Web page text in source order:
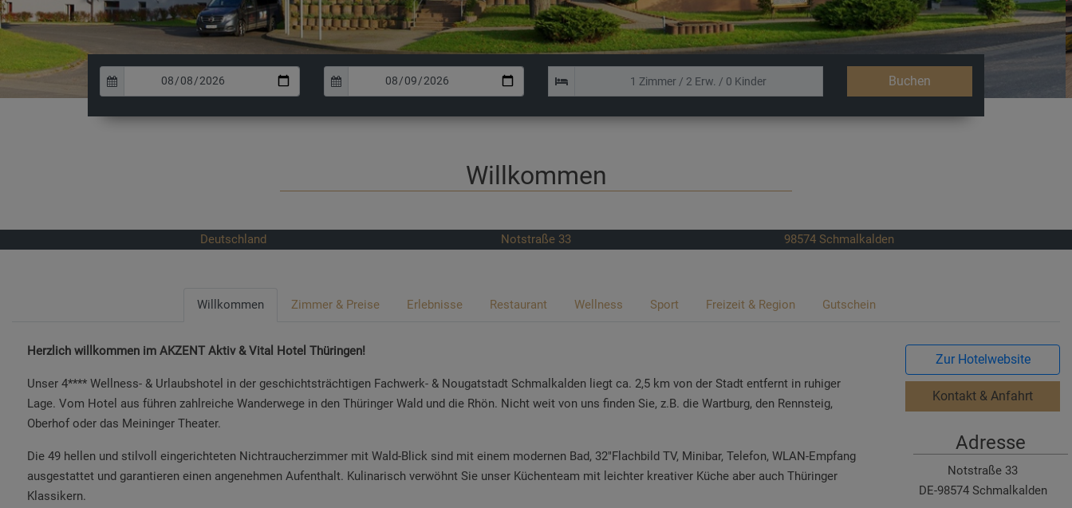
Buchen
Willkommen
Deutschland Notstraße 33 98574 Schmalkalden
Willkommen Zimmer & Preise Erlebnisse Restaurant Wellness Sport Freizeit & Region Gutschein
Herzlich willkommen im AKZENT Aktiv & Vital Hotel Thüringen!
Unser 4**** Wellness- & Urlaubshotel in der geschichtsträchtigen Fachwerk- & Nougatstadt Schmalkalden liegt ca. 2,5 km von der Stadt entfernt in ruhiger
Lage. Vom Hotel aus führen zahlreiche Wanderwege in den Thüringer Wald und die Rhön. Nicht weit von uns finden Sie, z.B. die Wartburg, den Rennsteig,
Oberhof oder das Meininger Theater.
Die 49 hellen und stilvoll eingerichteten Nichtraucherzimmer mit Wald-Blick sind mit einem modernen Bad, 32"Flachbild TV, Minibar, Telefon, WLAN-Empfang
ausgestattet und garantieren einen angenehmen Aufenthalt. Kulinarisch verwöhnt Sie unser Küchenteam mit leichter kreativer Küche aber auch Thüringer
Klassikern.
Zur Hotelwebsite
Kontakt & Anfahrt
Adresse
Notstraße 33
DE-98574 Schmalkalden